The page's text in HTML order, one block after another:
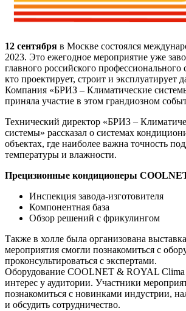
12 сентября в Москве состоялся
2023. Это ежегодное мероприятие уже
главного российского профессионального
кто проектирует, строит и эксплуатирует
Компания «БРИЗ – Климатические
приняла участие в этом грандиозном
Технический директор «БРИЗ –
системы» рассказал о системах
объектах, где наиболее важна точность
температуры и влажности.
Прецизионные кондиционеры
Инспекция завода-изготовителя
Компонентная база
Обзор решений с фрикулингом
Также в холле была организована
мероприятия смогли познакомиться с
проконсультироваться с экспертами.
Оборудование COOLNET & ROYAL Clima
интерес у аудитории. Участники
познакомиться с новинками индустрии,
и обсудить сотрудничество.